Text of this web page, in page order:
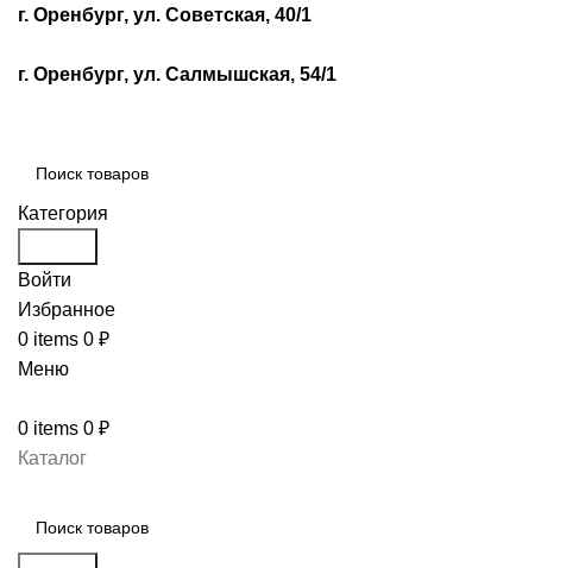
г. Оренбург, ул. Советская, 40/1
г. Оренбург, ул. Салмышская, 54/1
Категория
Войти
Избранное
0 items 0 ₽
Меню
0 items 0 ₽
Каталог